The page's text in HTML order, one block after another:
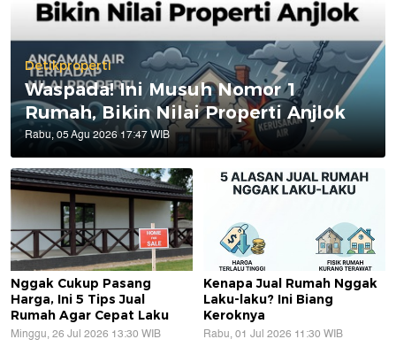
Detikproperti
Waspada! Ini Musuh Nomor 1
Rumah, Bikin Nilai Properti Anjlok
Rabu, 05 Agu 2026 17:47 WIB
Nggak Cukup Pasang
Harga, Ini 5 Tips Jual
Rumah Agar Cepat Laku
Minggu, 26 Jul 2026 13:30 WIB
Kenapa Jual Rumah Nggak
Laku-laku? Ini Biang
Keroknya
Rabu, 01 Jul 2026 11:30 WIB